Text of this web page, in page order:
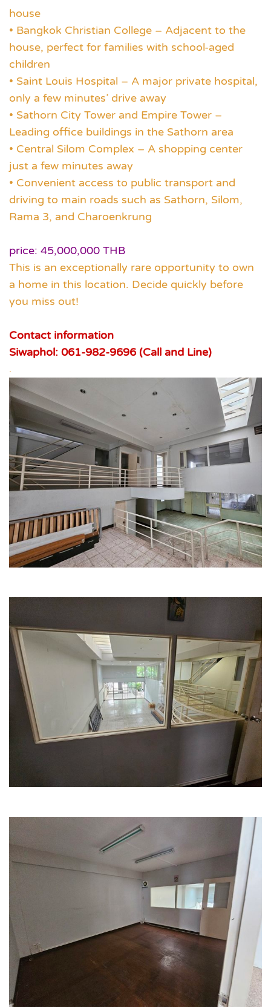
house
• Bangkok Christian College – Adjacent to the
house, perfect for families with school-aged
children
• Saint Louis Hospital – A major private hospital,
only a few minutes’ drive away
• Sathorn City Tower and Empire Tower –
Leading office buildings in the Sathorn area
• Central Silom Complex – A shopping center
just a few minutes away
• Convenient access to public transport and
driving to main roads such as Sathorn, Silom,
Rama 3, and Charoenkrung
price: 45,000,000 THB
This is an exceptionally rare opportunity to own
a home in this location. Decide quickly before
you miss out!
Contact information
Siwaphol: 061-982-9696 (Call and Line)
.